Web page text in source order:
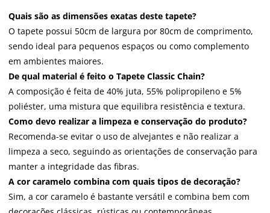
Quais são as dimensões exatas deste tapete?
O tapete possui 50cm de largura por 80cm de comprimento,
sendo ideal para pequenos espaços ou como complemento
em ambientes maiores.
De qual material é feito o Tapete Classic Chain?
A composição é feita de 40% juta, 55% polipropileno e 5%
poliéster, uma mistura que equilibra resistência e textura.
Como devo realizar a limpeza e conservação do produto?
Recomenda-se evitar o uso de alvejantes e não realizar a
limpeza a seco, seguindo as orientações de conservação para
manter a integridade das fibras.
A cor caramelo combina com quais tipos de decoração?
Sim, a cor caramelo é bastante versátil e combina bem com